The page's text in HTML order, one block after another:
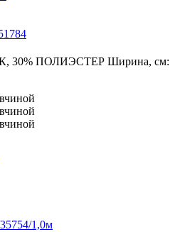
30% ПОЛИЭСТЕР Ширина, см:
1,0м